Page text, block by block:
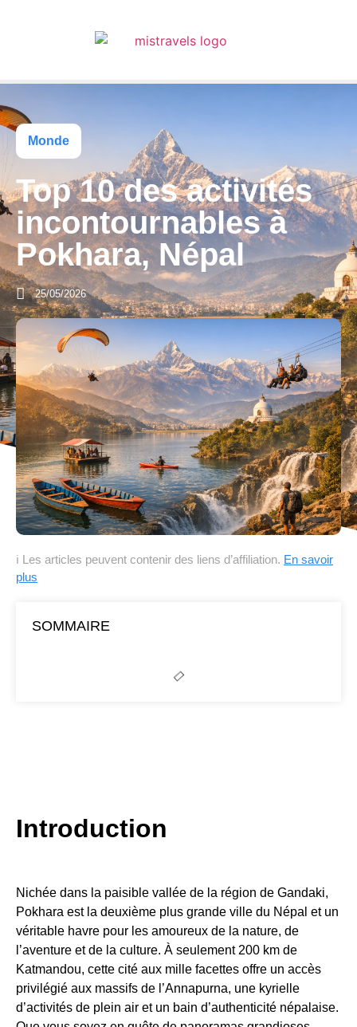
Monde
Top 10 des activités
incontournables à
Pokhara, Népal
25/05/2026
ℹ Les articles peuvent contenir des liens d’affiliation. En savoir
plus
SOMMAIRE
Introduction
Nichée dans la paisible vallée de la région de Gandaki,
Pokhara est la deuxième plus grande ville du Népal et un
véritable havre pour les amoureux de la nature, de
l’aventure et de la culture. À seulement 200 km de
Katmandou, cette cité aux mille facettes offre un accès
privilégié aux massifs de l’Annapurna, une kyrielle
d’activités de plein air et un bain d’authenticité népalaise.